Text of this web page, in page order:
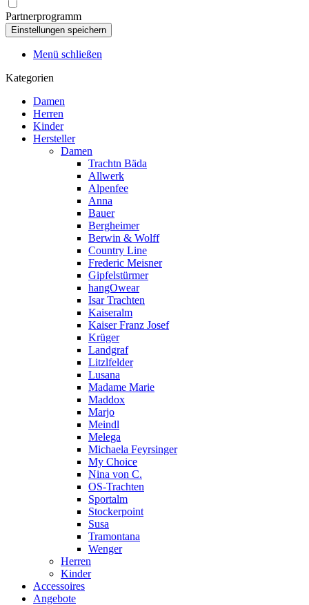
Partnerprogramm
Menü schließen
Kategorien
Damen
Herren
Kinder
Hersteller
Damen
Trachtn Bäda
Allwerk
Alpenfee
Anna
Bauer
Bergheimer
Berwin & Wolff
Country Line
Frederic Meisner
Gipfelstürmer
hangOwear
Isar Trachten
Kaiseralm
Kaiser Franz Josef
Krüger
Landgraf
Litzlfelder
Lusana
Madame Marie
Maddox
Marjo
Meindl
Melega
Michaela Feyrsinger
My Choice
Nina von C.
OS-Trachten
Sportalm
Stockerpoint
Susa
Tramontana
Wenger
Herren
Kinder
Accessoires
Angebote